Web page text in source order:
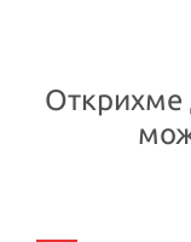
Открихме